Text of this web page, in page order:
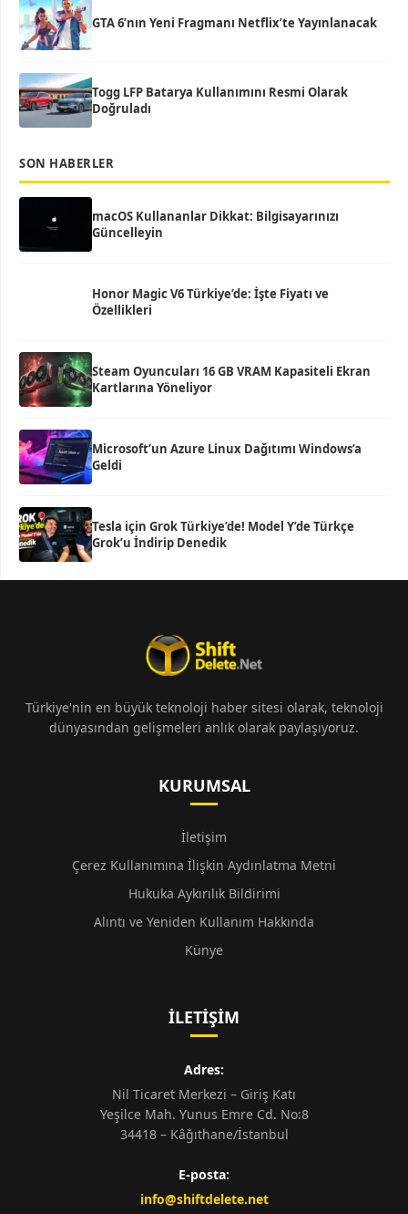
GTA 6’nın Yeni Fragmanı Netflix’te Yayınlanacak
Togg LFP Batarya Kullanımını Resmi Olarak
Doğruladı
SON HABERLER
macOS Kullananlar Dikkat: Bilgisayarınızı
Güncelleyin
Honor Magic V6 Türkiye’de: İşte Fiyatı ve
Özellikleri
Steam Oyuncuları 16 GB VRAM Kapasiteli Ekran
Kartlarına Yöneliyor
Microsoft’un Azure Linux Dağıtımı Windows’a
Geldi
Tesla için Grok Türkiye’de! Model Y’de Türkçe
Grok’u İndirip Denedik
Türkiye'nin en büyük teknoloji haber sitesi olarak, teknoloji
dünyasından gelişmeleri anlık olarak paylaşıyoruz.
KURUMSAL
İletişim
Çerez Kullanımına İlişkin Aydınlatma Metni
Hukuka Aykırılık Bildirimi
Alıntı ve Yeniden Kullanım Hakkında
Künye
İLETIŞIM
Adres:
Nil Ticaret Merkezi – Giriş Katı
Yeşilce Mah. Yunus Emre Cd. No:8
34418 – Kâğıthane/İstanbul
E-posta:
info@shiftdelete.net